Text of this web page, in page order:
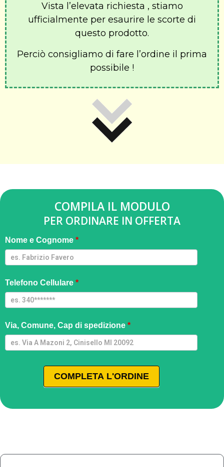
Vista l’elevata richiesta , stiamo
ufficialmente per esaurire le scorte di
questo prodotto.
Perciò consigliamo di fare l’ordine il prima
possibile !
COMPILA IL MODULO
PER ORDINARE IN OFFERTA
Smartwatch
Ultra - M
Nome e Cognome *
Telefono Cellulare *
Via, Comune, Cap di spedizione *
COMPLETA L'ORDINE